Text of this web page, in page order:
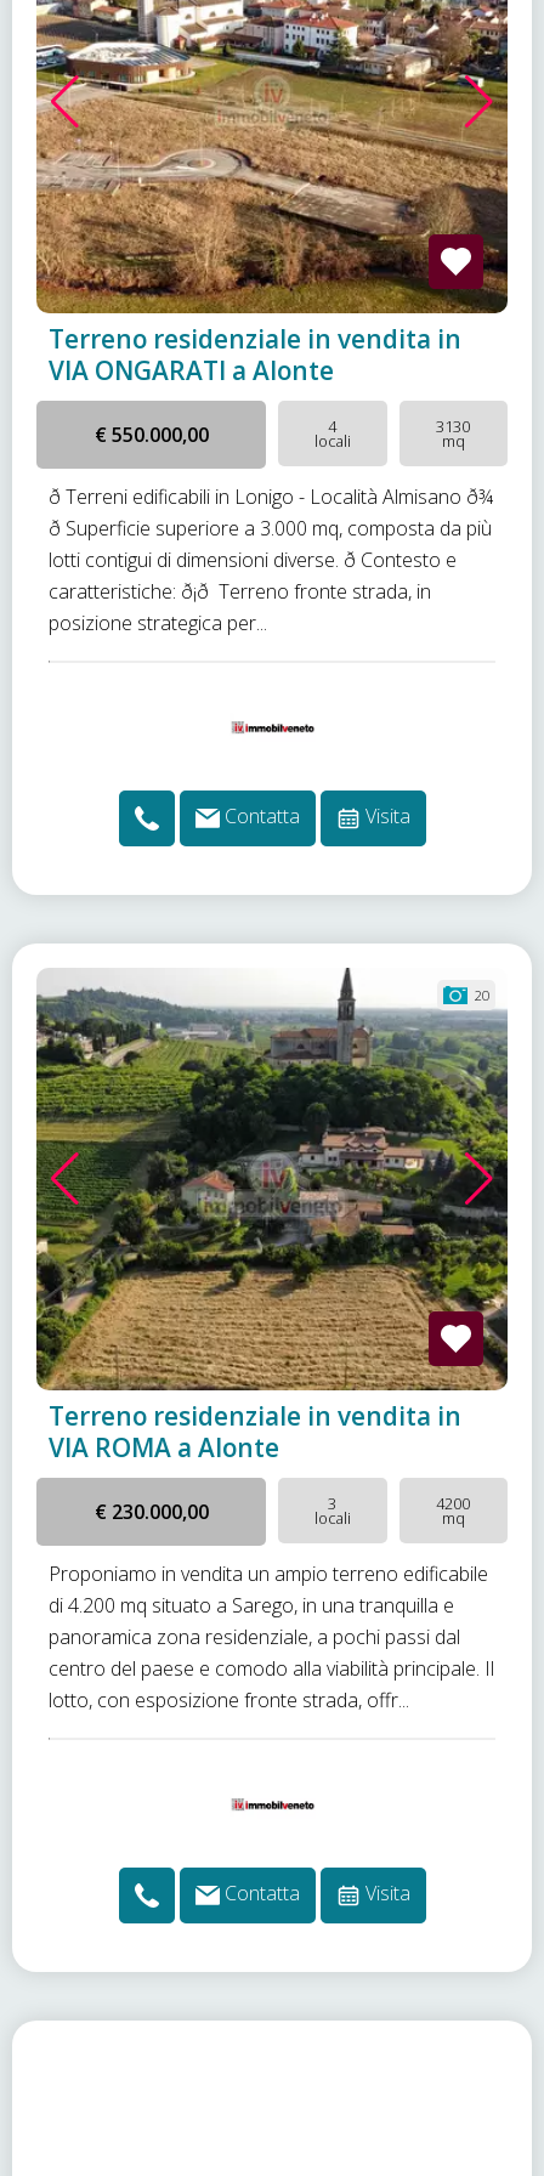
Terreno residenziale in vendita in
VIA ONGARATI a Alonte
€ 550.000,00 4
locali
3130
mq
ð Terreni edificabili in Lonigo - Località Almisano ð¾
ð Superficie superiore a 3.000 mq, composta da più
lotti contigui di dimensioni diverse. ð Contesto e
caratteristiche: ð¡ð Terreno fronte strada, in
posizione strategica per...
Contatta Visita
20
Terreno residenziale in vendita in
VIA ROMA a Alonte
€ 230.000,00 3
locali
4200
mq
Proponiamo in vendita un ampio terreno edificabile
di 4.200 mq situato a Sarego, in una tranquilla e
panoramica zona residenziale, a pochi passi dal
centro del paese e comodo alla viabilità principale. Il
lotto, con esposizione fronte strada, offr...
Contatta Visita